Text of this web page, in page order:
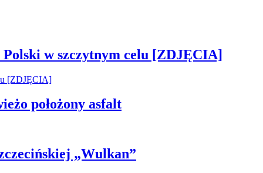
w szczytnym celu [ZDJĘCIA]
położony asfalt
„Wulkan”